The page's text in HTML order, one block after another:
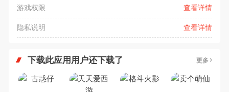
游戏权限 查看详情
隐私说明 查看详情
下载此应用用户还下载了 更多